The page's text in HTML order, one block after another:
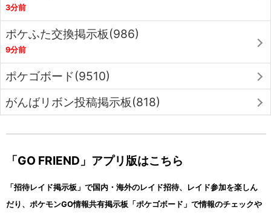
3分前
ポケふた交換掲示板(986)
9分前
ポケゴボード(9510)
がんばリボン投稿掲示板(818)
「GO FRIEND」アプリ版はこちら
「招待レイド掲示板」で国内・海外のレイド招待、レイド参加を楽しん
だり、ポケモンGO情報共有掲示板「ポケゴボード」で情報のチェックや